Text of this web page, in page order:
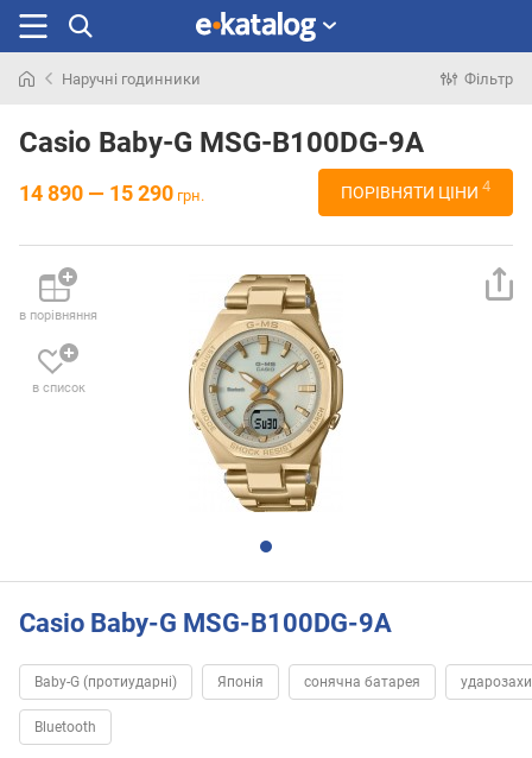
раніше
Наручні годинники Фільтр
Casio Baby-G MSG-B100DG-9A
14 890 — 15 290 грн. ПОРІВНЯТИ ЦІНИ 4
в порівняння
в список
Casio Baby-G MSG-B100DG-9A
Baby-G (протиударні) Японія сонячна батарея
Bluetooth